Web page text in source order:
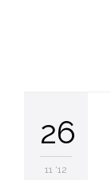
26
11 '12